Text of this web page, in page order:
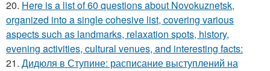
20. Here is a list of 60 questions about Novokuznetsk,
organized into a single cohesive list, covering various
aspects such as landmarks, relaxation spots, history,
evening activities, cultural venues, and interesting facts:
21. Дидюля в Ступине: расписание выступлений на